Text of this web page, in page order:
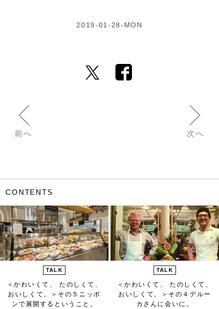
2019-01-28-MON
前へ 次へ
CONTENTS
TALK
＜かわいくて、 たのしくて、
おいしくて。＞ その５ニッポ
ンで展開するということ。
TALK
＜かわいくて、 たのしくて、
おいしくて。＞ その４デルー
カさんに会いに。